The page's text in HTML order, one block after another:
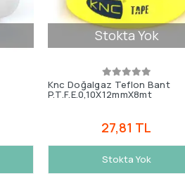
Stokta Yok
Knc Doğalgaz Teflon Bant
P.T.F.E.0,10X12mmX8mt
27,81 TL
Stokta Yok